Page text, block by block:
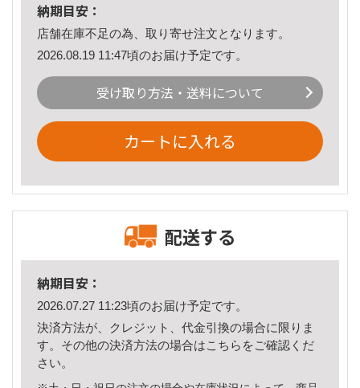
納期目安：
店舗在庫不足の為、取り寄せ注文となります。
2026.08.19 11:47頃のお届け予定です。
受け取り方法・送料について
カートに入れる
配送する
納期目安：
2026.07.27 11:23頃のお届け予定です。
決済方法が、クレジット、代金引換の場合に限りま
す。その他の決済方法の場合はこちら をご確認くだ
さい。